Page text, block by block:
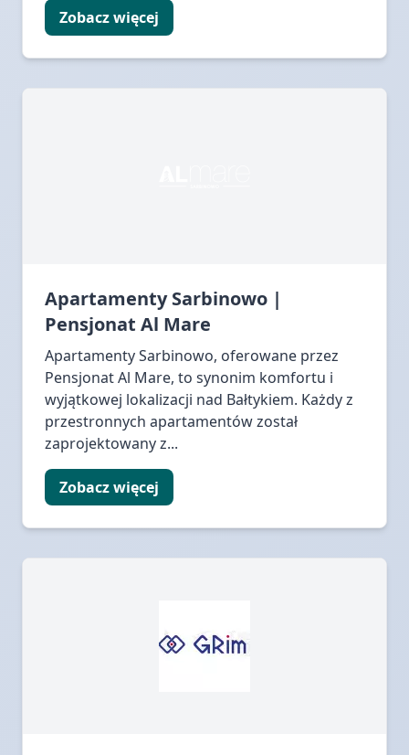
Zobacz więcej
Apartamenty Sarbinowo |
Pensjonat Al Mare
Apartamenty Sarbinowo, oferowane przez
Pensjonat Al Mare, to synonim komfortu i
wyjątkowej lokalizacji nad Bałtykiem. Każdy z
przestronnych apartamentów został
zaprojektowany z...
Zobacz więcej